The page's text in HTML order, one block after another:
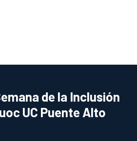
de la Inclusión
UC Puente Alto